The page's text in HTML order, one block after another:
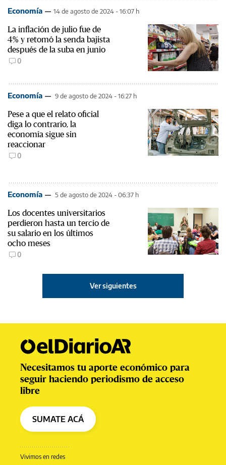
Economía 14 de agosto de 2024 - 16:07 h
La inflación de julio fue de
4% y retomó la senda bajista
después de la suba en junio
0
Economía 9 de agosto de 2024 - 16:27 h
Pese a que el relato oficial
diga lo contrario, la
economía sigue sin
reaccionar
0
Economía 5 de agosto de 2024 - 06:37 h
Los docentes universitarios
perdieron hasta un tercio de
su salario en los últimos
ocho meses
0
Ver siguientes
Vivimos en redes
Necesitamos tu aporte económico para
seguir haciendo periodismo de acceso
libre
SUMATE ACÁ